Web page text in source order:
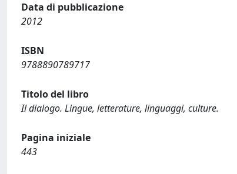
Data di pubblicazione
2012
ISBN
9788890789717
Titolo del libro
Il dialogo. Lingue, letterature, linguaggi, culture.
Pagina iniziale
443